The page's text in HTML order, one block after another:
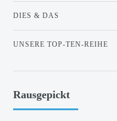
DIES & DAS
UNSERE TOP-TEN-REIHE
Rausgepickt